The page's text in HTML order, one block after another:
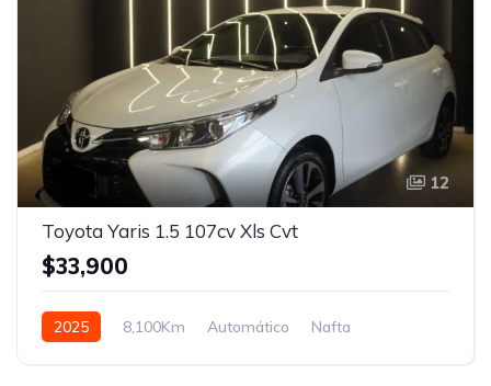
12
Toyota Yaris 1.5 107cv Xls Cvt
$33,900
2025 8,100Km Automático
Nafta